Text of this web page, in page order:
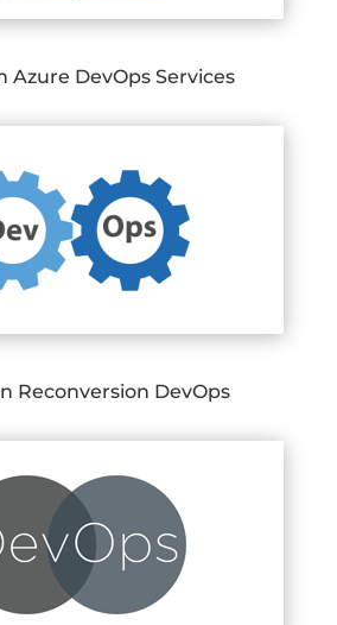
Azure DevOps Services
Reconversion DevOps